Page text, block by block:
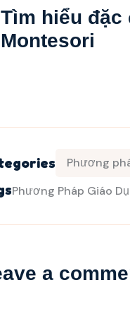
Tìm hiểu
Montesori
Phương
Phương Pháp Giáo
a